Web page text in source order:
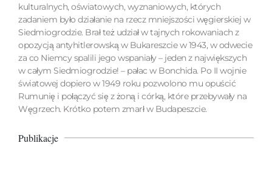
kulturalnych, oświatowych, wyznaniowych, których
zadaniem było działanie na rzecz mniejszości węgierskiej w
Siedmiogrodzie. Brał też udział w tajnych rokowaniach z
opozycją antyhitlerowską w Bukareszcie w 1943, w odwecie
za co Niemcy spalili jego wspaniały – jeden z największych
w całym Siedmiogrodzie! – pałac w Bonchida. Po II wojnie
światowej dopiero w 1949 roku pozwolono mu opuścić
Rumunię i połączyć się z żoną i córką, które przebywały na
Węgrzech. Krótko potem zmarł w Budapeszcie.
Publikacje